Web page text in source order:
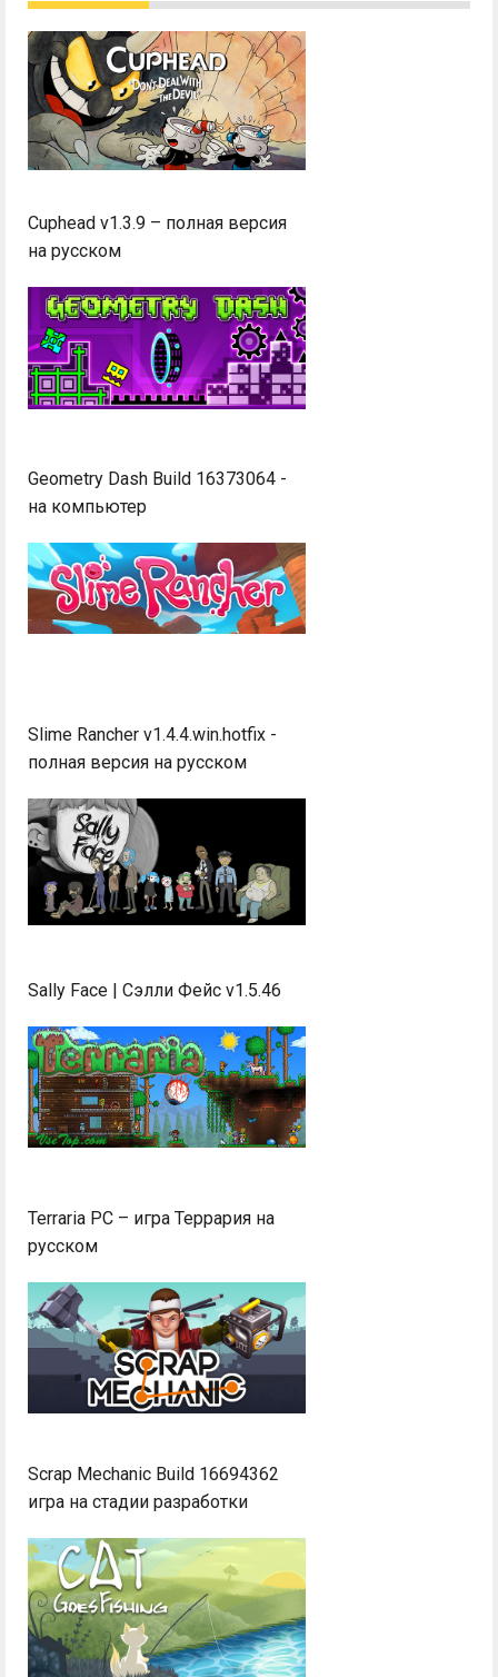
Cuphead v1.3.9 – полная версия
на русском
Geometry Dash Build 16373064 -
на компьютер
Slime Rancher v1.4.4.win.hotfix -
полная версия на русском
Sally Face | Сэлли Фейс v1.5.46
Terraria PC – игра Террария на
русском
Scrap Mechanic Build 16694362
игра на стадии разработки